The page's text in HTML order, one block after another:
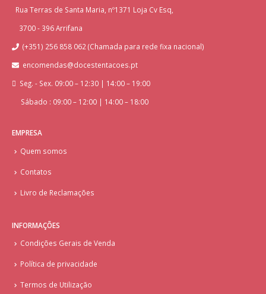
Rua Terras de Santa Maria, nº1371 Loja Cv Esq,
3700 - 396 Arrifana
(+351) 256 858 062 (Chamada para rede fixa nacional)
encomendas@docestentacoes.pt
Seg. - Sex. 09:00 – 12:30 | 14:00 – 19:00
Sábado : 09:00 – 12:00 | 14:00 – 18:00
EMPRESA
Quem somos
Contatos
Livro de Reclamações
INFORMAÇÕES
Condições Gerais de Venda
Política de privacidade
Termos de Utilização